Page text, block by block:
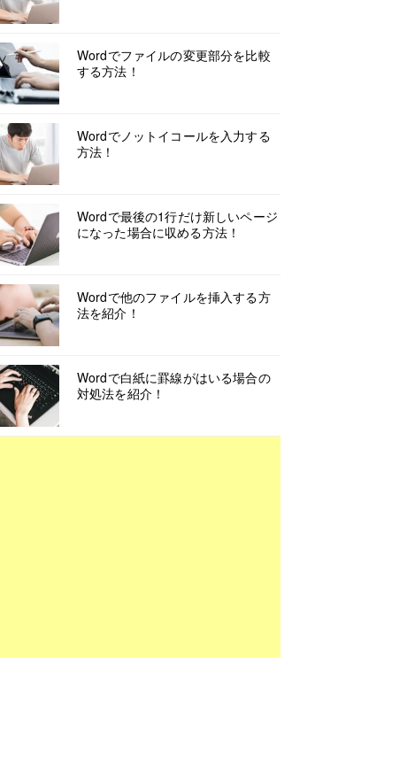
Wordでファイルの変更部分を比較
する方法！
Wordでノットイコールを入力する
方法！
Wordで最後の1行だけ新しいページ
になった場合に収める方法！
Wordで他のファイルを挿入する方
法を紹介！
Wordで白紙に罫線がはいる場合の
対処法を紹介！